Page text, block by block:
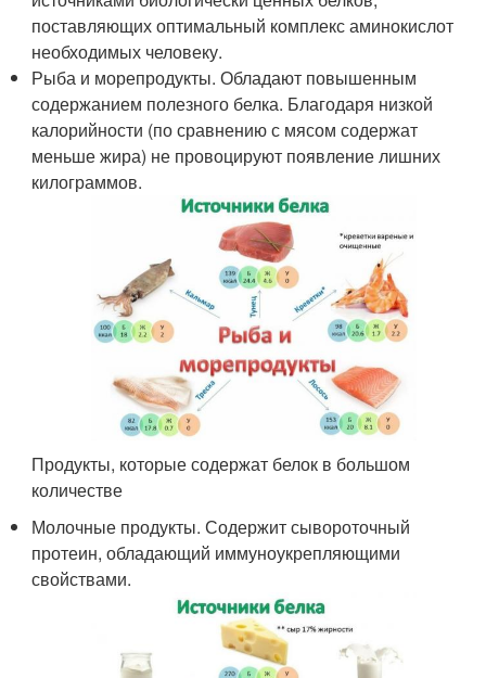
поставляющих оптимальный комплекс аминокислот
необходимых человеку.
Рыба и морепродукты. Обладают повышенным
содержанием полезного белка. Благодаря низкой
калорийности (по сравнению с мясом содержат
меньше жира) не провоцируют появление лишних
килограммов.
Продукты, которые содержат белок в большом
количестве
Молочные продукты. Содержит сывороточный
протеин, обладающий иммуноукрепляющими
свойствами.